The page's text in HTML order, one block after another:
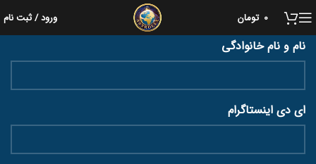
0 تومان ورود / ثبت نام فرم ثبت نام
نام و نام خانوادگی
ای دی اینستاگرام